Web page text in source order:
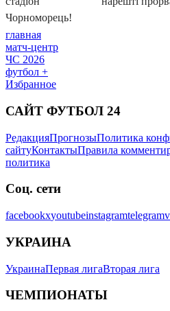
главная
матч-центр
ЧС 2026
футбол +
Избранное
САЙТ ФУТБОЛ 24
РедакцияПрогнозыПолитика
сайтуКонтактыПравила
политика
Соц. сети
facebookxyoutubeinstagramtelegram
УКРАИНА
УкраинаПервая лигаВторая лига
ЧЕМПИОНАТЫ